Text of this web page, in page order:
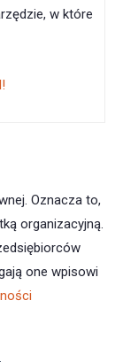
w które
Oznacza to,
organizacyjną.
one wpisowi